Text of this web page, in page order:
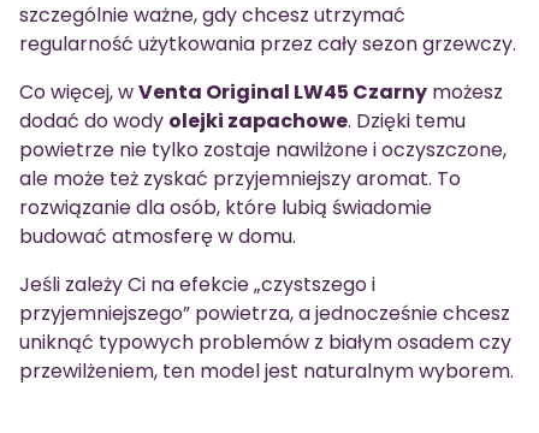
szczególnie ważne, gdy chcesz utrzymać
regularność użytkowania przez cały sezon grzewczy.
Co więcej, wVenta Original LW45 Czarny możesz
dodać do wody olejki zapachowe. Dzięki temu
powietrze nie tylko zostaje nawilżone i oczyszczone,
ale może też zyskać przyjemniejszy aromat. To
rozwiązanie dla osób, które lubią świadomie
budować atmosferę w domu.
Jeśli zależy Ci na efekcie „czystszego i
przyjemniejszego” powietrza, a jednocześnie chcesz
uniknąć typowych problemów z białym osadem czy
przewilżeniem, ten model jest naturalnym wyborem.